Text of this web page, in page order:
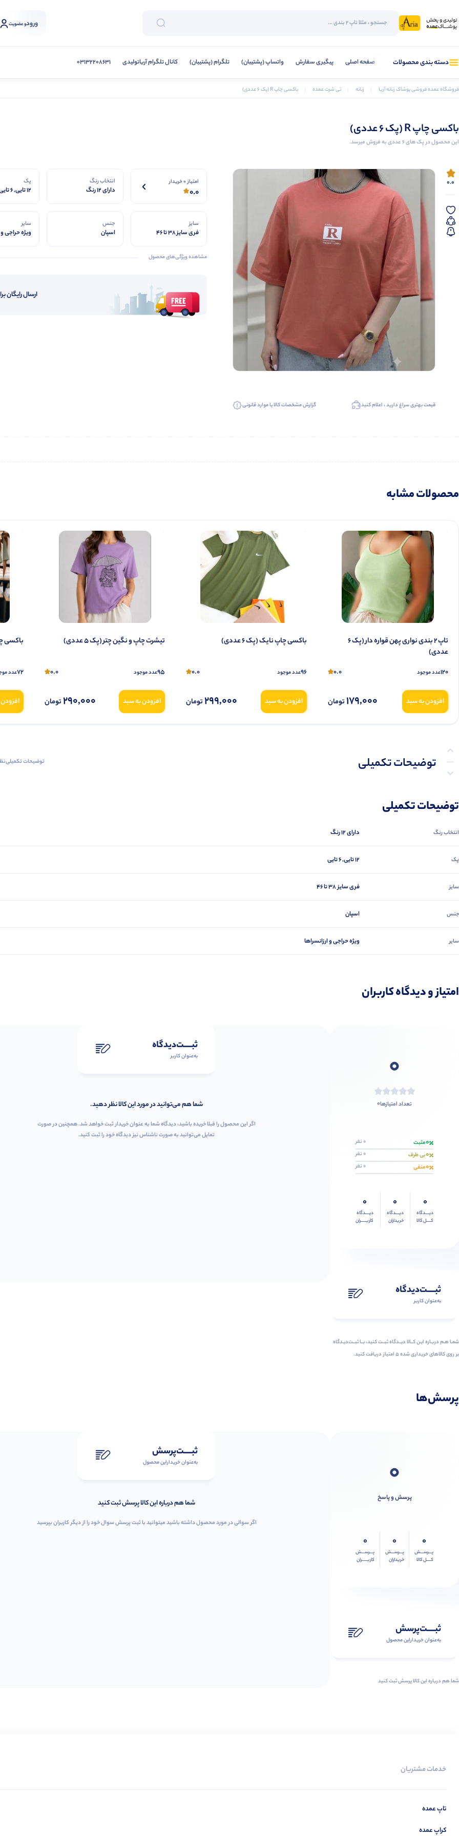
ورودو عضویت
دسته بندی محصولات صفحه اصلی پیگیری سفارش واتساپ (پشتیبان) تلگرام (پشتیبان) کانال تلگرام آریاتولیدی 03132208631
فروشگاه عمده فروشی پوشاک زنانه آریا زنانه تی شرت عمده باکسی چاپ R (پک 6 عددی)
باکسی چاپ R (پک 6 عددی)
این محصول در پک های 6 عددی به فروش میرسد.
0.0
قیمت بهتری سراغ دارید ، اعلام کنید گزارش مشخصات کالا یا موارد قانونی
امتیاز 0 خریدار
0.0
انتخاب رنگ
دارای 12 رنگ
پک
12 تایی, 6 تایی
سایز
فری سایز 38 تا 46
جنس
اسپان
سایر
ویژه حراجی و
مشاهده ویژگی‌های محصول
ارسال رایگان
محصولات مشابه
تاپ ۲ بندی نواری پهن قواره دار (پک 6
عددی)
120عدد موجود 0.0
افزودن به سبد 179,000تومان
باکسی چاپ نایک (پک 6 عددی)
96عدد موجود 0.0
افزودن به سبد 299,000تومان
تیشرت چاپ و نگین چتر (پک 5 عددی)
95عدد موجود 0.0
افزودن به سبد 290,000تومان
باکسی
72عدد
توضیحات تکمیلی
توضیحات تکمیلی
توضیحات تکمیلی
انتخاب رنگ دارای 12 رنگ
پک 12 تایی, 6 تایی
سایز فری سایز 38 تا 46
جنس اسپان
سایر ویژه حراجی و ارزانسراها
امتیاز و دیدگاه کاربران
0
تعداد امتیازها0
0مثبت 0 نفر
0بی طرف 0 نفر
0منفی 0 نفر
0
دیــــدگاه
کــــل کالا
0
دیــــدگاه
خریداران
0
دیــــدگاه
کاربـــــران
ثبـــــت‌دیدگاه
به‌عنوان کاربر
شمـا هـم دربـاره ایـن کــالا دیــدگاه ثبــت کنید، بــا ثبــت‌دیـدگاه
بر روی کالاهای خریداری شده ۵ امتیاز دریافت کنید.
ثبـــــت‌دیدگاه
به‌عنوان کاربر
شما هم می‌توانید در مورد این کالا نظر دهید.
اگر این محصول را قبلا خریده باشید، دیدگاه شما به عنوان خریدار ثبت خواهد شد. همچنین در صورت
تمایل می‌توانید به صورت ناشناس نیز دیدگاه خود را ثبت کنید.
پرسش‌ها
0
پرسش و پاسخ
0
پـــرســـش
کــــل کالا
0
پـــرســـش
خریداران
0
پـــرســـش
کاربـــــران
ثبـــــت‌پرسش
به‌عنوان ‌خریدار‌این‌ محصول
شما هم درباره این کالا پرسش ثبت کنید
ثبـــــت‌پرسش
به‌عنوان ‌خریدار‌این‌ محصول
شما هم درباره این کالا پرسش ثبت کنید
اگر سوالی در مورد محصول داشته باشید میتوانید با ثبت پرسش سوال خود را از دیگر کاربران بپرسید
خدمات مشتریان
تاپ عمده
کراپ عمده